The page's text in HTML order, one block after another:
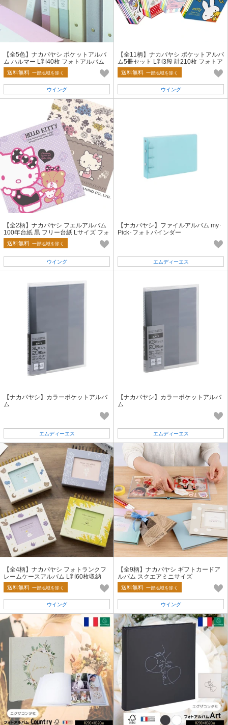
【全5色】ナカバヤシ ポケットアルバ
ム ハルマー L判40枚 フォトアルバム
送料無料 一部地域を除く
ウイング
【全11柄】ナカバヤシ ポケットアルバ
ム5冊セット L判3段 計210枚 フォトア
ルバム
送料無料 一部地域を除く
ウイング
【全2柄】ナカバヤシ フエルアルバム
100年台紙 黒 フリー台紙 Lサイズ フォ
トアルバム ハローキティ
送料無料 一部地域を除く
ウイング
【ナカバヤシ】ファイルアルバム my･
Pick･フォトバインダー
エムディーエス
【ナカバヤシ】カラーポケットアルバ
ム
エムディーエス
【ナカバヤシ】カラーポケットアルバ
ム
エムディーエス
【全4柄】ナカバヤシ フォトランクフ
レームケースアルバム L判60枚収納
送料無料 一部地域を除く
ウイング
【全9柄】ナカバヤシ ギフトカードア
ルバム スクエアミニサイズ
送料無料 一部地域を除く
ウイング